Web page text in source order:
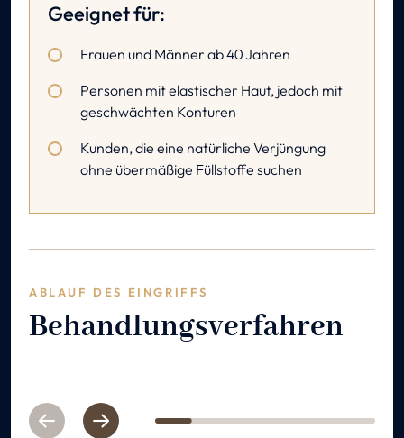
Geeignet für:
Frauen und Männer ab 40 Jahren
Personen mit elastischer Haut, jedoch mit
geschwächten Konturen
Kunden, die eine natürliche Verjüngung
ohne übermäßige Füllstoffe suchen
ABLAUF DES EINGRIFFS
Behandlungsverfahren
PreviousNext 1 2 3 4 5 6